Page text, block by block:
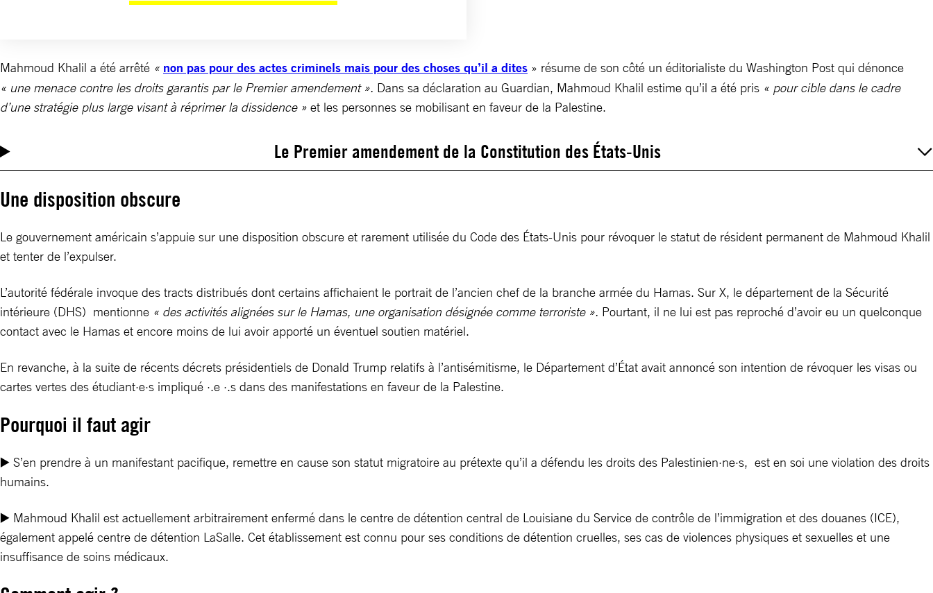
Mahmoud Khalil a été arrêté « non pas pour des actes criminels mais pour des choses qu’il a dites » résume de son côté un éditorialiste du Washington Post qui dénonce
« une menace contre les droits garantis par le Premier amendement ». Dans sa déclaration au Guardian, Mahmoud Khalil estime qu’il a été pris « pour cible dans le cadre
d’une stratégie plus large visant à réprimer la dissidence » et les personnes se mobilisant en faveur de la Palestine.
Le Premier amendement de la Constitution des États-Unis
Une disposition obscure
Le gouvernement américain s’appuie sur une disposition obscure et rarement utilisée du Code des États-Unis pour révoquer le statut de résident permanent de Mahmoud Khalil
et tenter de l’expulser.
L’autorité fédérale invoque des tracts distribués dont certains affichaient le portrait de l’ancien chef de la branche armée du Hamas. Sur X, le département de la Sécurité
intérieure (DHS) mentionne « des activités alignées sur le Hamas, une organisation désignée comme terroriste ». Pourtant, il ne lui est pas reproché d’avoir eu un quelconque
contact avec le Hamas et encore moins de lui avoir apporté un éventuel soutien matériel.
En revanche, à la suite de récents décrets présidentiels de Donald Trump relatifs à l’antisémitisme, le Département d’État avait annoncé son intention de révoquer les visas ou
cartes vertes des étudiant·e·s impliqué ·.e ·.s dans des manifestations en faveur de la Palestine.
Pourquoi il faut agir
▶️ S’en prendre à un manifestant pacifique, remettre en cause son statut migratoire au prétexte qu’il a défendu les droits des Palestinien·ne·s, est en soi une violation des droits
humains.
▶️ Mahmoud Khalil est actuellement arbitrairement enfermé dans le centre de détention central de Louisiane du Service de contrôle de l’immigration et des douanes (ICE),
également appelé centre de détention LaSalle. Cet établissement est connu pour ses conditions de détention cruelles, ses cas de violences physiques et sexuelles et une
insuffisance de soins médicaux.